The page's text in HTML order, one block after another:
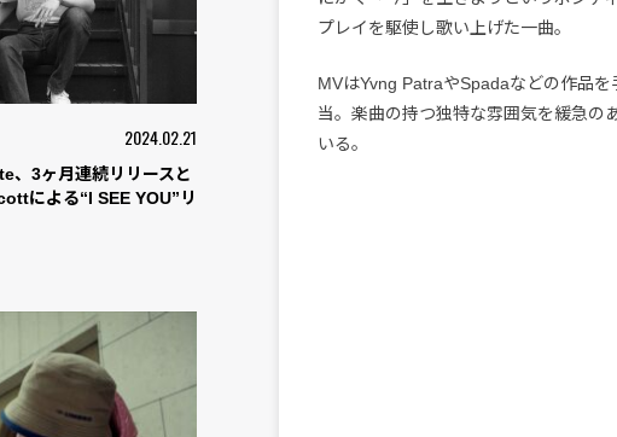
2024.02.21
、3ヶ月連続リリースと
による“I SEE YOU”リ
プレイを駆使し歌い上げた一曲。
MVはYvng PatraやSpadaなどの作品
当。楽曲の持つ独特な雰囲気を緩急の
いる。